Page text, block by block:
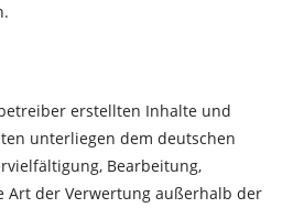
erstellten Inhalte und
unterliegen dem deutschen
Bearbeitung,
Art der Verwertung außerhalb der